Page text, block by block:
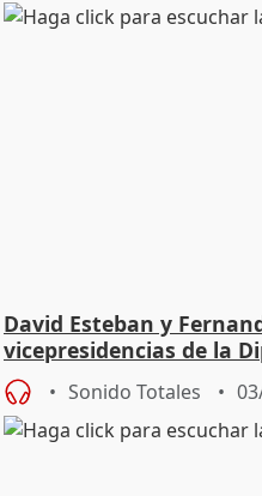
David Esteban y
vicepresidencias de la
Sonido Totales